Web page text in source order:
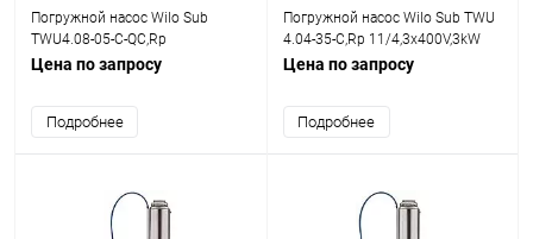
Погружной насос Wilo Sub
TWU4.08-05-C-QC,Rp
2,1x230V,0.75kW
Цена по запросу
Подробнее
Погружной насос Wilo Sub TWU
4.04-35-C,Rp 11/4,3x400V,3kW
Цена по запросу
Подробнее